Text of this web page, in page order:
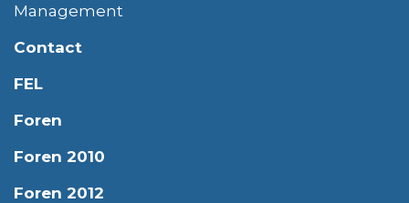
Management
Contact
FEL
Foren
Foren 2010
Foren 2012